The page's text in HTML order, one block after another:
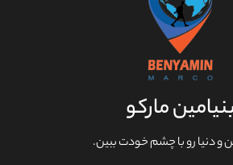
بنیامین مارکو
دنیا رو‌ با چشم‌ خودت ببین.